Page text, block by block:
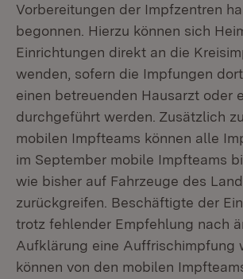
Vorbereitungen der Impfzentren
begonnen. Hierzu können sich
Einrichtungen direkt an die
wenden, sofern die Impfungen
einen betreuenden Hausarzt oder
durchgeführt werden. Zusätzlich
mobilen Impfteams können alle
im September mobile Impfteams
wie bisher auf Fahrzeuge des
zurückgreifen. Beschäftigte der
trotz fehlender Empfehlung nach
Aufklärung eine Auffrischimpfung
können von den mobilen